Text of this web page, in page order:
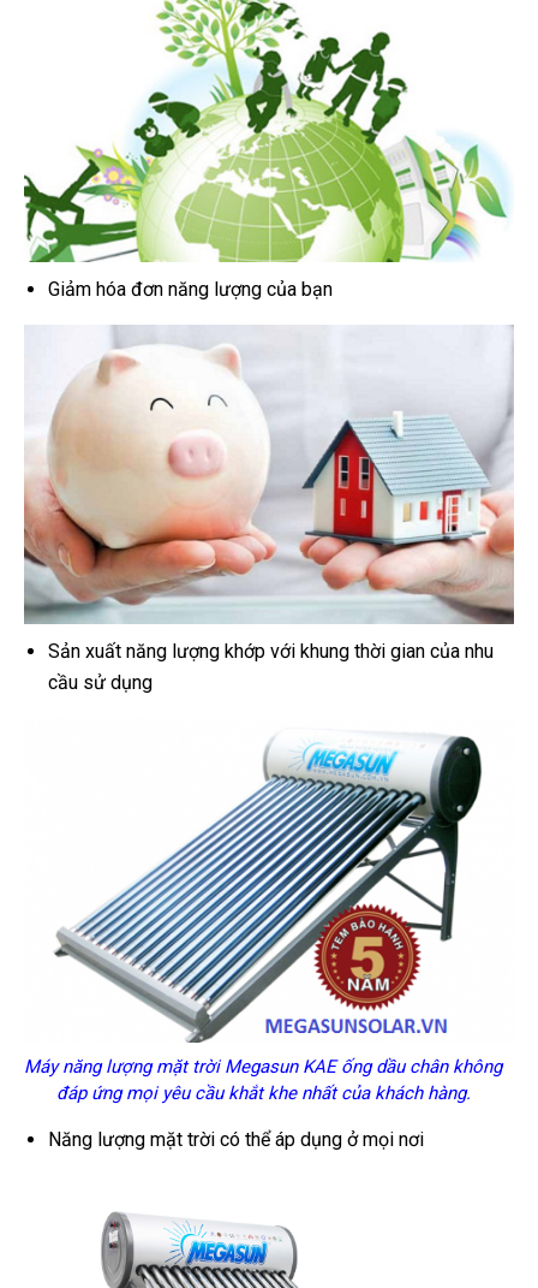
Giảm hóa đơn năng lượng của bạn
Sản xuất năng lượng khớp với khung thời gian của nhu
cầu sử dụng
Máy năng lượng mặt trời Megasun KAE ống dầu chân không
đáp ứng mọi yêu cầu khắt khe nhất của khách hàng.
Năng lượng mặt trời có thể áp dụng ở mọi nơi